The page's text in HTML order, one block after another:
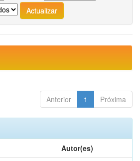
Anterior 1 Próxima
Autor(es)